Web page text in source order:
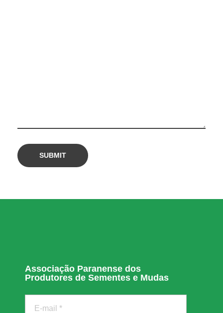
l
t
P
Associação Paranense dos
Produtores de Sementes e Mudas